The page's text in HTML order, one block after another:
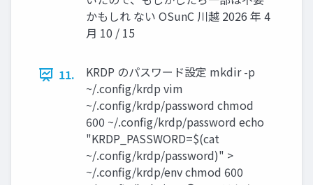
かもしれ ない OSunC 川越 2026 年 4
月 10 / 15
11.
KRDP のパスワード設定 mkdir -p
~/.config/krdp vim
~/.config/krdp/password chmod
600 ~/.config/krdp/password echo
"KRDP_PASSWORD=$(cat
~/.config/krdp/password)" >
~/.config/krdp/env chmod 600